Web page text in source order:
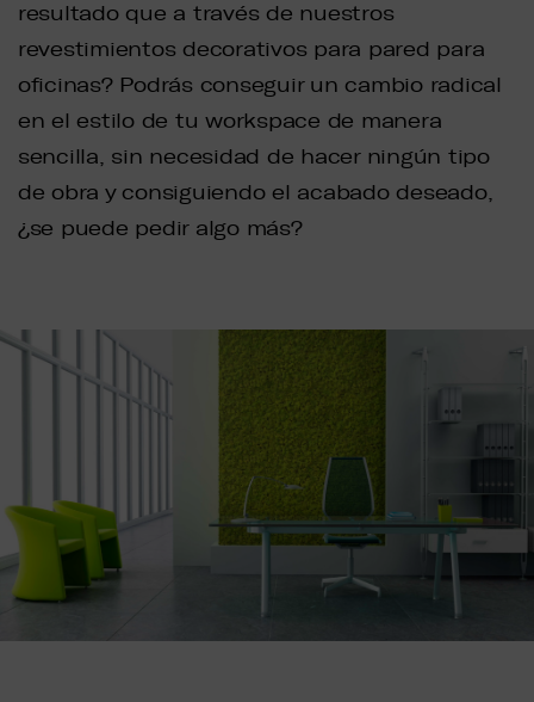
resultado que a través de nuestros
revestimientos decorativos para pared para
oficinas? Podrás conseguir un cambio radical
en el estilo de tu workspace de manera
sencilla, sin necesidad de hacer ningún tipo
de obra y consiguiendo el acabado deseado,
¿se puede pedir algo más?